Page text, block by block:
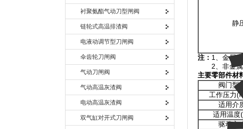
衬聚氨酯气动刀型闸阀
链轮式高温排渣阀
电液动调节型刀闸阀
伞齿轮刀闸阀
气动刀闸阀
气动高温灰渣阀
电动高温灰渣阀
双气缸对开式刀闸阀
静
注： 1、金属
2、非金属
主要零部件材
阀门型
工作压力
适用介
适用温
驱动方